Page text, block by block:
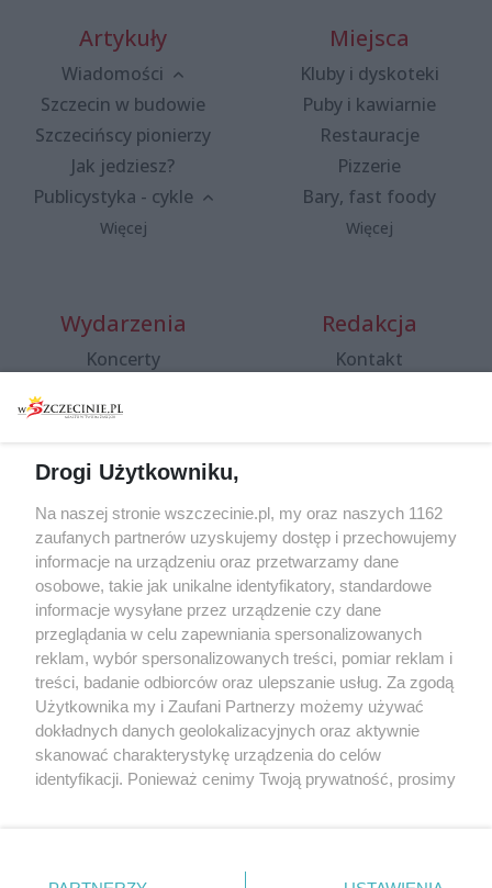
Artykuły
Wiadomości
Szczecin w budowie
Szczecińscy pionierzy
Jak jedziesz?
Publicystyka - cykle
Więcej
Miejsca
Kluby i dyskoteki
Puby i kawiarnie
Restauracje
Pizzerie
Bary, fast foody
Więcej
Wydarzenia
Koncerty
Spacery i oprowadzania
targi
Wernisaże
Więcej
Redakcja
Kontakt
Specjalny koncert z okazji
20. urodzin portalu
wSzczecinie.pl
Regulamin konkursów
śniadaniówka "Hej
Szczecin! Jest piątek!"
Partnerzy
Praca Szczecin
Drogi Użytkowniku,
Na naszej stronie wszczecinie.pl, my oraz naszych 1162
zaufanych partnerów uzyskujemy dostęp i przechowujemy
informacje na urządzeniu oraz przetwarzamy dane
osobowe, takie jak unikalne identyfikatory, standardowe
informacje wysyłane przez urządzenie czy dane
przeglądania w celu zapewniania spersonalizowanych
reklam, wybór spersonalizowanych treści, pomiar reklam i
treści, badanie odbiorców oraz ulepszanie usług. Za zgodą
Użytkownika my i Zaufani Partnerzy możemy używać
dokładnych danych geolokalizacyjnych oraz aktywnie
skanować charakterystykę urządzenia do celów
identyfikacji. Ponieważ cenimy Twoją prywatność, prosimy
prywatności znajdujący się w lewym dolnym rogu strony